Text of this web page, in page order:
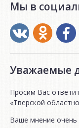
Мы в
Уважаемые
Просим Вас
«Тверской
Ваше мнение